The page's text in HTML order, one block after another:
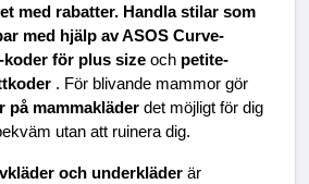
med rabatter. Handla stilar som
med hjälp av ASOS Curve-
koder för plus size och petite-
. För blivande mammor gör
på mammakläder det möjligt för dig
utan att ruinera dig.
och underkläder är